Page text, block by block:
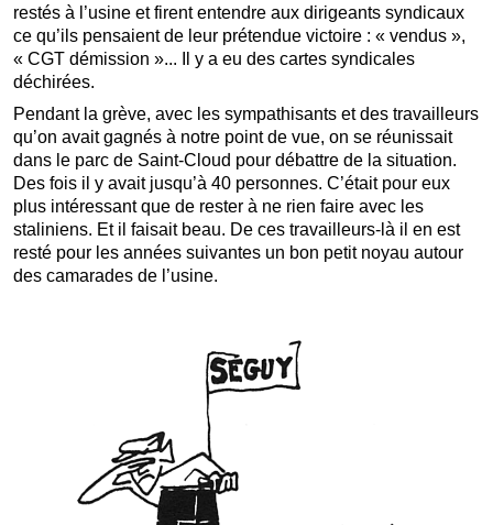
restés à l’usine et firent entendre aux dirigeants syndicaux
ce qu’ils pensaient de leur prétendue victoire : « vendus »,
« CGT démission »... Il y a eu des cartes syndicales
déchirées.
Pendant la grève, avec les sympathisants et des travailleurs
qu’on avait gagnés à notre point de vue, on se réunissait
dans le parc de Saint-Cloud pour débattre de la situation.
Des fois il y avait jusqu’à 40 personnes. C’était pour eux
plus intéressant que de rester à ne rien faire avec les
staliniens. Et il faisait beau. De ces travailleurs-là il en est
resté pour les années suivantes un bon petit noyau autour
des camarades de l’usine.